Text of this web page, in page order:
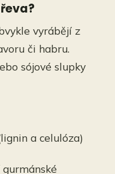
vyrábějí z
či habru.
sójové slupky
a celulóza)